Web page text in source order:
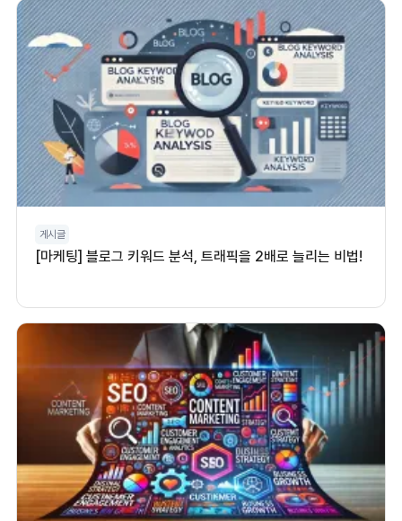
게시글
[마케팅] 블로그 키워드 분석, 트래픽을 2배로 늘리는 비법!